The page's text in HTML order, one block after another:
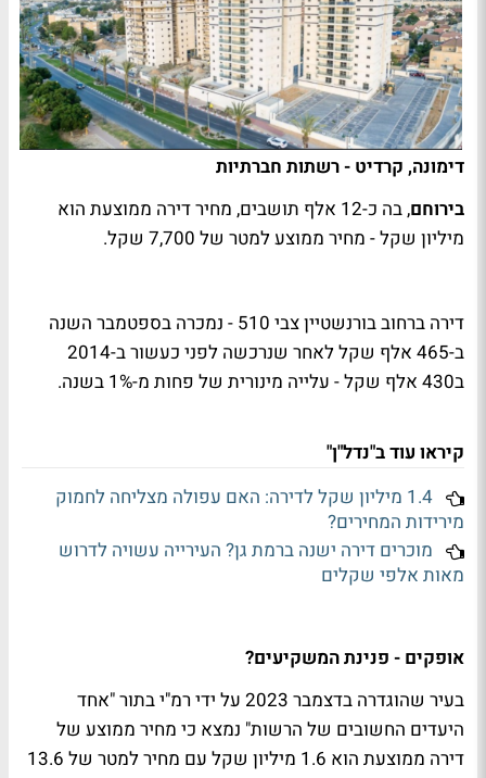
דימונה, קרדיט - רשתות חברתיות
בירוחם
, בה כ-12 אלף תושבים, מחיר דירה ממוצעת הוא
מיליון שקל - מחיר ממוצע למטר של 7,700 שקל.
דירה ברחוב בורנשטיין צבי 510 - נמכרה בספטמבר השנה
ב-465 אלף שקל לאחר שנרכשה לפני כעשור ב-2014
ב430 אלף שקל - עלייה מינורית של פחות מ-1% בשנה.
קיראו עוד ב"נדל"ן"
1.4 מיליון שקל לדירה: האם עפולה מצליחה לחמוק
מירידות המחירים?
מוכרים דירה ישנה ברמת גן? העירייה עשויה לדרוש
מאות אלפי שקלים
אופקים - פנינת המשקיעים?
בעיר שהוגדרה בדצמבר 2023 על ידי רמ"י בתור "אחד
היעדים החשובים של הרשות" נמצא כי מחיר ממוצע של
דירה ממוצעת הוא 1.6 מיליון שקל עם מחיר למטר של 13.6